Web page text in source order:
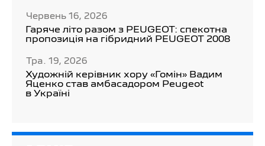
Червень 16, 2026
Гаряче літо разом з PEUGEOT: спекотна
пропозиція на гібридний PEUGEOT 2008
Тра. 19, 2026
Художній керівник хору «Гомін» Вадим
Яценко став амбасадором Peugeot
в Україні